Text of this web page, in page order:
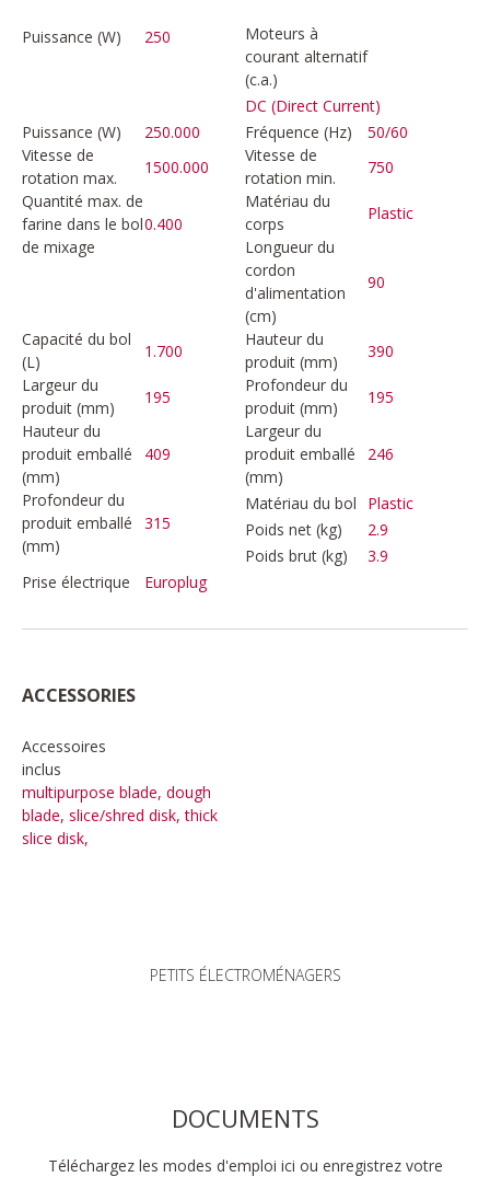
Puissance (W) 250
Moteurs à
courant alternatif
(c.a.)
DC (Direct Current)
Puissance (W)
250.000 Fréquence (Hz)
50/60
Vitesse de
rotation max.
1500.000
Vitesse de
rotation min.
750
Quantité max. de
farine dans le bol
de mixage
0.400
Matériau du
corps
Plastic
Longueur du
cordon
d'alimentation
(cm)
90
Capacité du bol
(L)
1.700
Hauteur du
produit (mm)
390
Largeur du
produit (mm)
195
Profondeur du
produit (mm)
195
Hauteur du
produit emballé
(mm)
409
Largeur du
produit emballé
(mm)
246
Profondeur du
produit emballé
(mm)
315
Matériau du bol
Plastic
Poids net (kg)
2.9
Poids brut (kg)
3.9
Prise électrique
Europlug
ACCESSORIES
Accessoires
inclus
multipurpose blade, dough
blade, slice/shred disk, thick
slice disk,
PETITS ÉLECTROMÉNAGERS
DOCUMENTS
Téléchargez les modes d'emploi ici ou enregistrez votre